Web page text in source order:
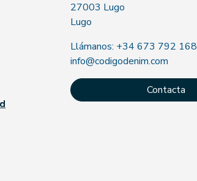
27003 Lugo
Lugo
Llámanos: +34 673 792 168
info@codigodenim.com
Contacta